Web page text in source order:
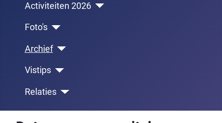
Activiteiten 2026
Foto's
Archief
Vistips
Relaties